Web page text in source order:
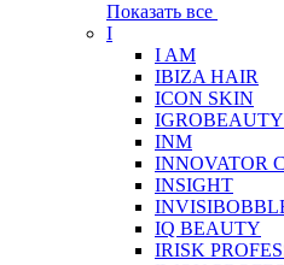
Показать все
I
I AM
IBIZA HAIR
ICON SKIN
IGROBEAUTY
INM
INNOVATOR
INSIGHT
IQ BEAUTY
IRISK